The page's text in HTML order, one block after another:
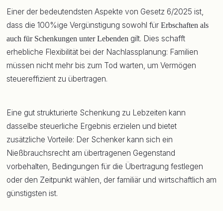
Einer der bedeutendsten Aspekte von Gesetz 6/2025 ist,
dass die 100%ige Vergünstigung sowohl für Erbschaften als
auch für Schenkungen unter Lebenden gilt. Dies schafft
erhebliche Flexibilität bei der Nachlassplanung: Familien
müssen nicht mehr bis zum Tod warten, um Vermögen
steuereffizient zu übertragen.
Eine gut strukturierte Schenkung zu Lebzeiten kann
dasselbe steuerliche Ergebnis erzielen und bietet
zusätzliche Vorteile: Der Schenker kann sich ein
Nießbrauchsrecht am übertragenen Gegenstand
vorbehalten, Bedingungen für die Übertragung festlegen
oder den Zeitpunkt wählen, der familiär und wirtschaftlich am
günstigsten ist.